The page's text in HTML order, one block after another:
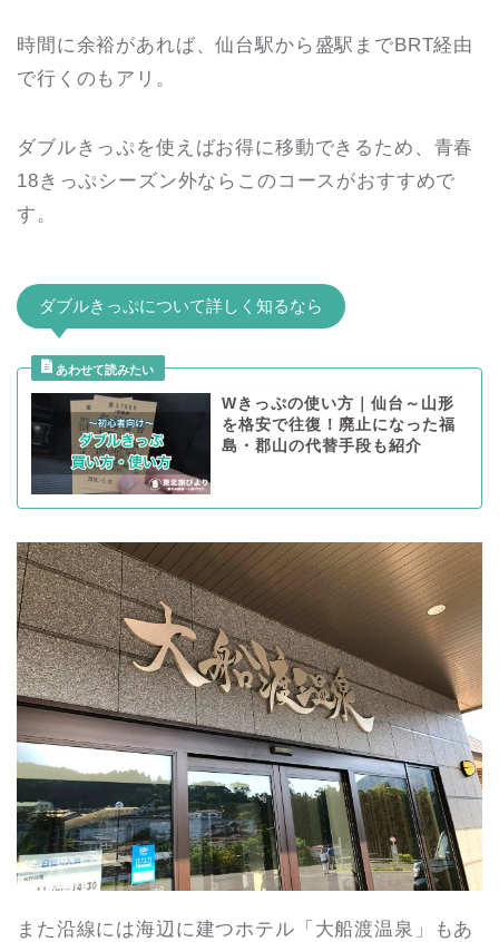
時間に余裕があれば、仙台駅から盛駅までBRT経由
で行くのもアリ。
ダブルきっぷを使えばお得に移動できるため、青春
18きっぷシーズン外ならこのコースがおすすめで
す。
ダブルきっぷについて詳しく知るなら
Wきっぷの使い方｜仙台～山形
を格安で往復！廃止になった福
島・郡山の代替手段も紹介
また沿線には海辺に建つホテル「大船渡温泉」もあ